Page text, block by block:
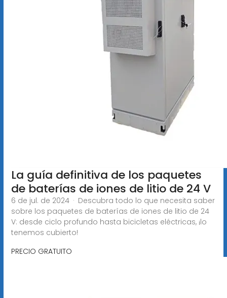
La guía definitiva de los paquetes
de baterías de iones de litio de 24 V
6 de jul. de 2024 · Descubra todo lo que necesita saber
sobre los paquetes de baterías de iones de litio de 24
V: desde ciclo profundo hasta bicicletas eléctricas, ¡lo
tenemos cubierto!
PRECIO GRATUITO